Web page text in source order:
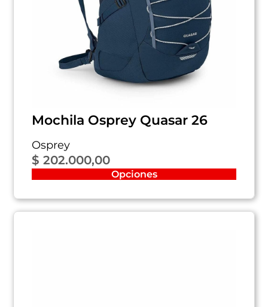
Mochila Osprey Quasar 26
Osprey
$ 202.000,00
Opciones